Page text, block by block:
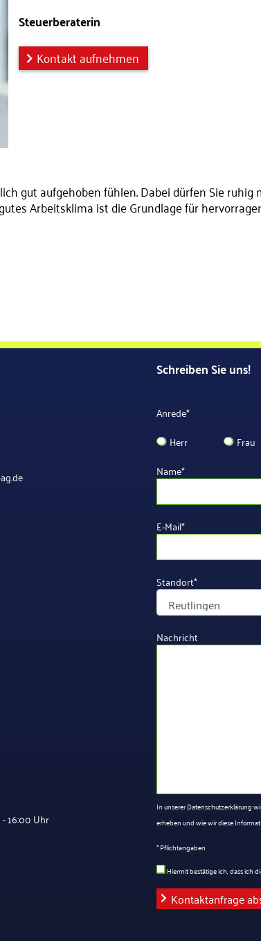
Steuerberaterin
Kontakt aufnehmen
gut aufgehoben fühlen. Dabei dürfen Sie
Arbeitsklima ist die Grundlage für
Schreiben Sie uns!
Anrede*
Herr
Frau
Name*
E-Mail*
Standort*
Nachricht
In unserer Datenschutzerklärung
erheben und wie wir diese
* Pflichtangaben
Hiermit bestätige ich, dass ich
16:00 Uhr